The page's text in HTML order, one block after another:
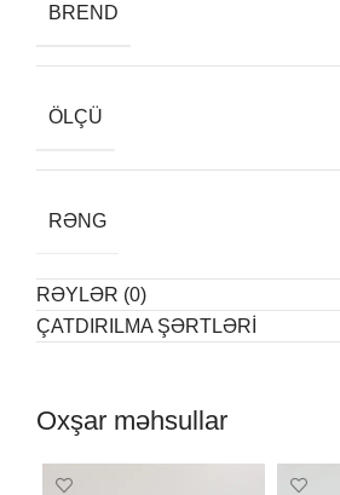
BREND
ÖLÇÜ
RƏNG
RƏYLƏR (0)
ÇATDIRILMA ŞƏRTLƏRI
Oxşar məhsullar